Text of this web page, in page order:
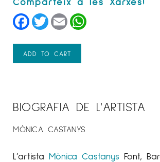
Facebook
TwitterEmail
ADD TO CART
BIOGRAFIA DE L'ARTISTA
MÒNICA CASTANYS
L’artista Mònica Castanys Font,